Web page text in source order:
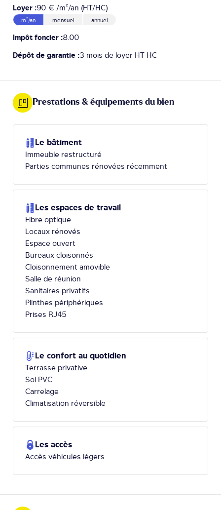
Loyer :90 € /m²/an (HT/HC)
m²/an mensuel annuel
Impôt foncier :8.00
Dépôt de garantie :3 mois de loyer HT HC
Prestations & équipements du bien
Le bâtiment
Immeuble restructuré
Parties communes rénovées récemment
Les espaces de travail
Fibre optique
Locaux rénovés
Espace ouvert
Bureaux cloisonnés
Cloisonnement amovible
Salle de réunion
Sanitaires privatifs
Plinthes périphériques
Prises RJ45
Le confort au quotidien
Terrasse privative
Sol PVC
Carrelage
Climatisation réversible
Les accès
Accès véhicules légers